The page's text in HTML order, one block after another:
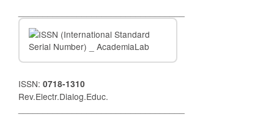
ISSN: 0718-1310
Rev.Electr.Dialog.Educ.